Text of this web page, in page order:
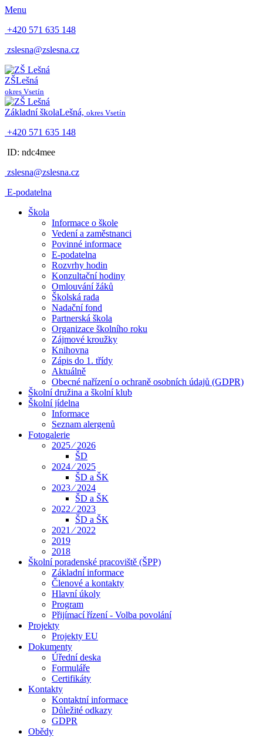
Menu
+420 571 635 148
zslesna@zslesna.cz
ZŠLešná
okres Vsetín
Základní školaLešná, okres Vsetín
+420 571 635 148
ID: ndc4mee
zslesna@zslesna.cz
E-podatelna
Škola
Informace o škole
Vedení a zaměstnanci
Povinné informace
E-podatelna
Rozvrhy hodin
Konzultační hodiny
Omlouvání žáků
Školská rada
Nadační fond
Partnerská škola
Organizace školního roku
Zájmové kroužky
Knihovna
Zápis do 1. třídy
Aktuálně
Obecné nařízení o ochraně osobních údajů (GDPR)
Školní družina a školní klub
Školní jídelna
Informace
Seznam alergenů
Fotogalerie
2025 ⁄ 2026
ŠD
2024 ⁄ 2025
ŠD a ŠK
2023 ⁄ 2024
ŠD a ŠK
2022 ⁄ 2023
ŠD a ŠK
2021 ⁄ 2022
2019
2018
Školní poradenské pracoviště (ŠPP)
Základní informace
Členové a kontakty
Hlavní úkoly
Program
Přijímací řízení - Volba povolání
Projekty
Projekty EU
Dokumenty
Úřední deska
Formuláře
Certifikáty
Kontakty
Kontaktní informace
Důležité odkazy
GDPR
Obědy